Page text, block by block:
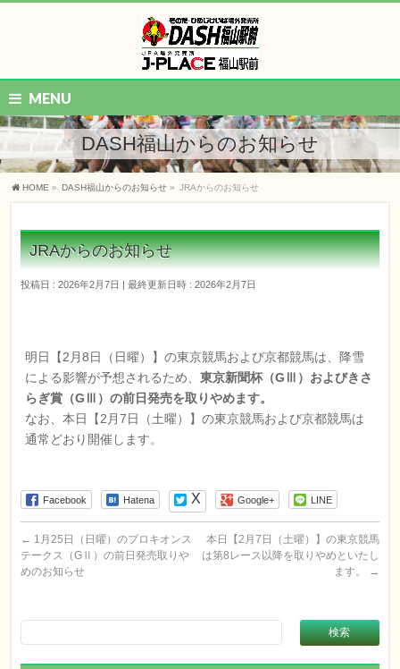
MENU
DASH福山からのお知らせ
HOME » DASH福山からのお知らせ » JRAからのお知らせ
JRAからのお知らせ
投稿日 : 2026年2月7日 最終更新日時 : 2026年2月7日
明日【2月8日（日曜）】の東京競馬および京都競馬は、降雪
による影響が予想されるため、東京新聞杯（GⅢ）およびきさ
らぎ賞（GⅢ）の前日発売を取りやめます。
なお、本日【2月7日（土曜）】の東京競馬および京都競馬は
通常どおり開催します。
Facebook Hatena Google+ LINE
← 1月25日（日曜）のプロキオンス
テークス（GⅡ）の前日発売取りや
めのお知らせ
本日【2月7日（土曜）】の東京競馬
は第8レース以降を取りやめといたし
ます。
→